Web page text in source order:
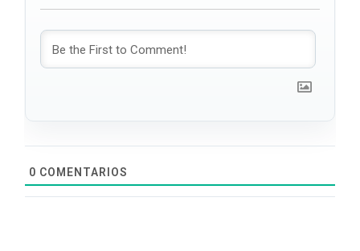
0 COMENTARIOS